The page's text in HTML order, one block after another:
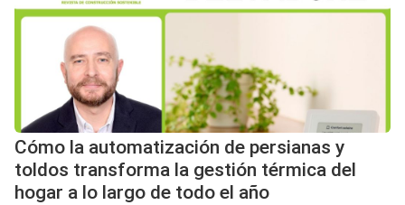
Cómo la automatización de persianas y
toldos transforma la gestión térmica del
hogar a lo largo de todo el año